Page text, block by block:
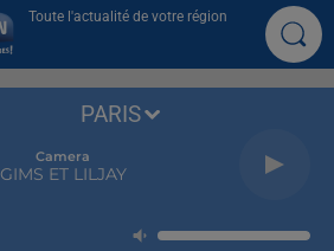
Toute l'actualité de votre région
Camera
GIMS ET LILJAY
PARIS